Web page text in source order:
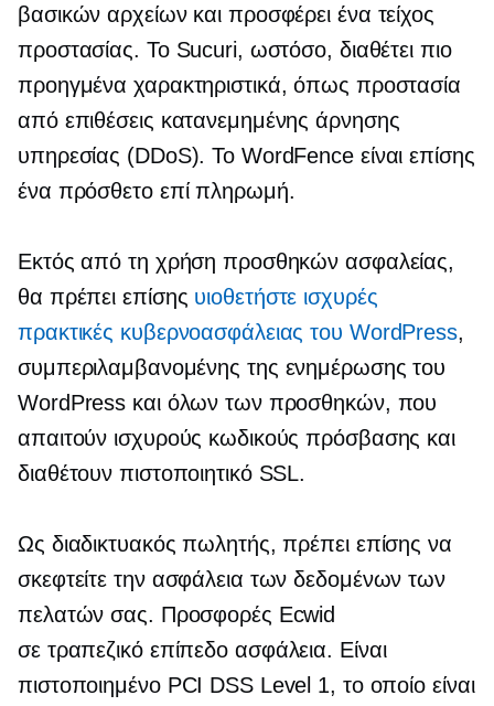
βασικών αρχείων και προσφέρει ένα τείχος
προστασίας. Το Sucuri, ωστόσο, διαθέτει πιο
προηγμένα χαρακτηριστικά, όπως προστασία
από επιθέσεις κατανεμημένης άρνησης
υπηρεσίας (DDoS). Το WordFence είναι επίσης
ένα πρόσθετο επί πληρωμή.
Εκτός από τη χρήση προσθηκών ασφαλείας,
θα πρέπει επίσης υιοθετήστε ισχυρές
πρακτικές κυβερνοασφάλειας του WordPress,
συμπεριλαμβανομένης της ενημέρωσης του
WordPress και όλων των προσθηκών, που
απαιτούν ισχυρούς κωδικούς πρόσβασης και
διαθέτουν πιστοποιητικό SSL.
Ως διαδικτυακός πωλητής, πρέπει επίσης να
σκεφτείτε την ασφάλεια των δεδομένων των
πελατών σας. Προσφορές Ecwid
σε τραπεζικό επίπεδο ασφάλεια. Είναι
πιστοποιημένο PCI DSS Level 1, το οποίο είναι